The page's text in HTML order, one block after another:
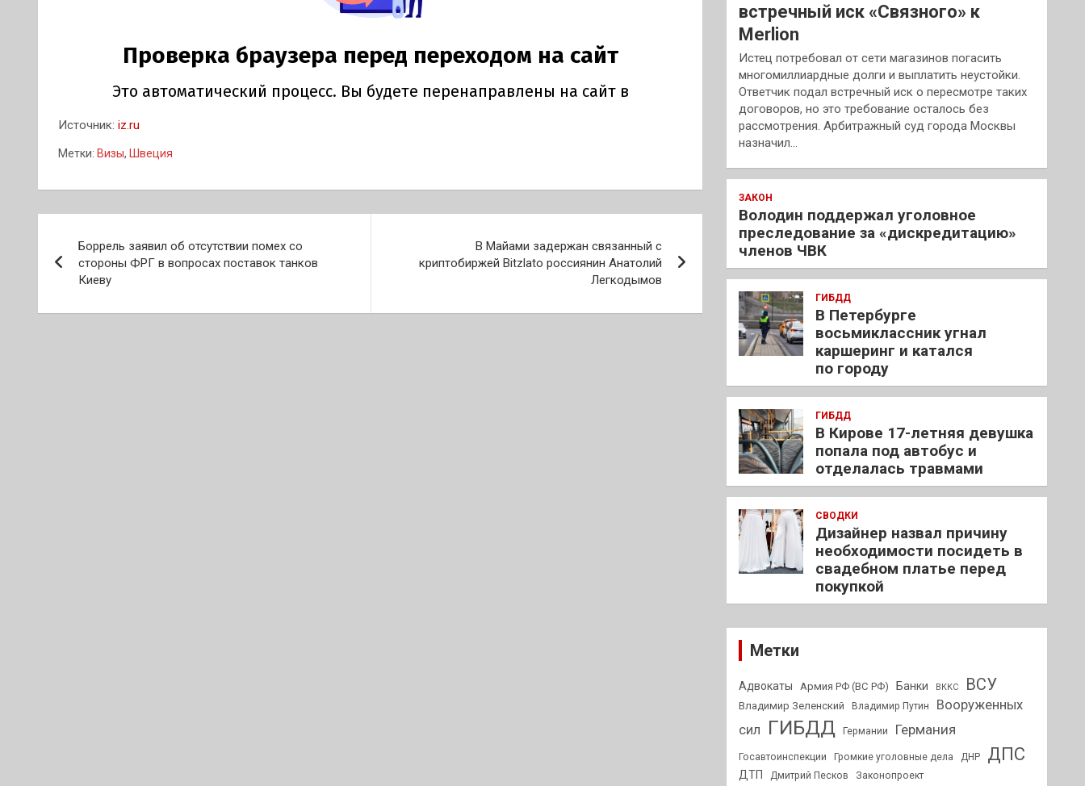
Источник: iz.ru
Метки: Визы, Швеция
по
записям
Боррель заявил об отсутствии помех со
стороны ФРГ в вопросах поставок танков
Киеву
В Майами задержан связанный с
криптобиржей Bitzlato россиянин Анатолий
Легкодымов
встречный иск «Связного» к
Merlion
Истец потребовал от сети магазинов погасить
многомиллиардные долги и выплатить неустойки.
Ответчик подал встречный иск о пересмотре таких
договоров, но это требование осталось без
рассмотрения. Арбитражный суд города Москвы
назначил…
ЗАКОН
Володин поддержал уголовное
преследование за «дискредитацию»
членов ЧВК
ГИБДД
В Петербурге
восьмиклассник угнал
каршеринг и катался
по городу
ГИБДД
В Кирове 17-летняя девушка
попала под автобус и
отделалась травмами
СВОДКИ
Дизайнер назвал причину
необходимости посидеть в
свадебном платье перед
покупкой
Метки
Адвокаты Армия РФ (ВС РФ) Банки ВККС ВСУ
Владимир Зеленский Владимир Путин
Вооруженных
сил
ГИБДД Германии Германия
Госавтоинспекции Громкие уголовные дела ДНР ДПС
ДТП Дмитрий Песков Законопроект